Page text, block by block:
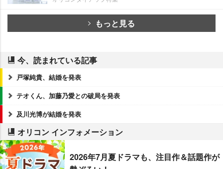
もっと見る
今、読まれている記事
戸塚純貴、結婚を発表
テオくん、加藤乃愛との破局を発表
及川光博が結婚を発表
オリコン インフォメーション
2026年7月夏ドラマも、注目作＆話題作が